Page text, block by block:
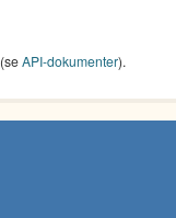
(seAPI-dokumenter).